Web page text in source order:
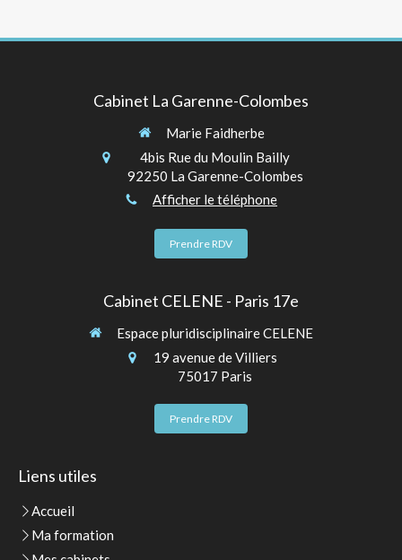
Cabinet La Garenne-Colombes
Marie Faidherbe
4bis Rue du Moulin Bailly
92250 La Garenne-Colombes
Afficher le téléphone
Prendre RDV
Cabinet CELENE - Paris 17e
Espace pluridisciplinaire CELENE
19 avenue de Villiers
75017 Paris
Prendre RDV
Liens utiles
Accueil
Ma formation